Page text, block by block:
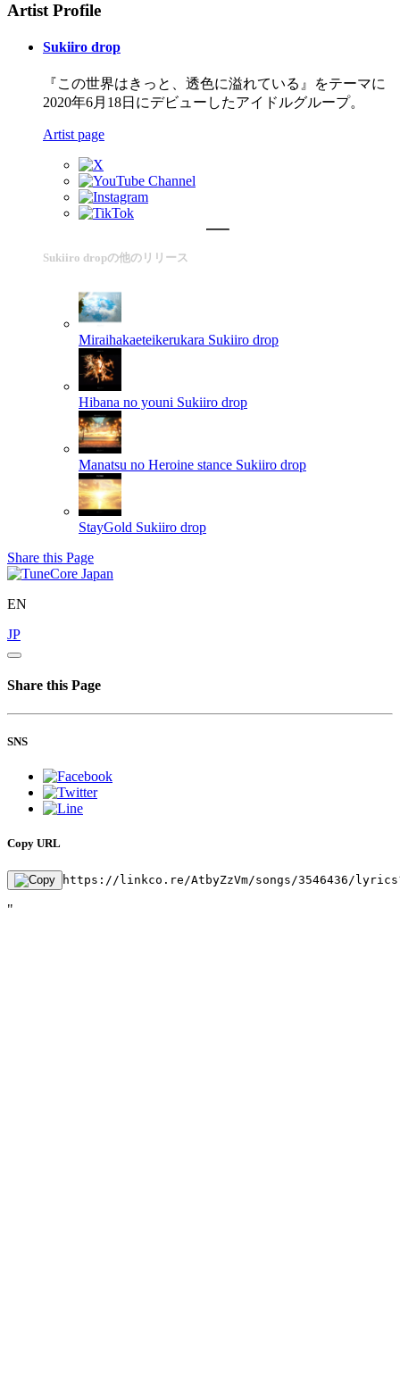
Artist Profile
Sukiiro drop
『この世界はきっと、透色に溢れている』をテーマに
2020年6月18日にデビューしたアイドルグループ。
Artist page
Sukiiro dropの他のリリース
Miraihakaeteikerukara Sukiiro drop
Hibana no youni Sukiiro drop
Manatsu no Heroine stance Sukiiro drop
StayGold Sukiiro drop
Share this Page
EN
JP
Share this Page
SNS
Copy URL
https://linkco.re/AtbyZzVm/songs/3546436/
"